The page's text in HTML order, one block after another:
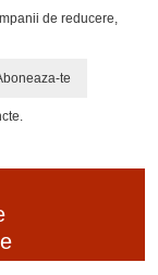
de reducere,
te